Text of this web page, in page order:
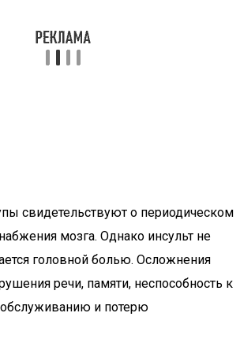
свидетельствуют о периодическом
мозга. Однако инсульт не
головной болью. Осложнения
речи, памяти, неспособность к
и потерю